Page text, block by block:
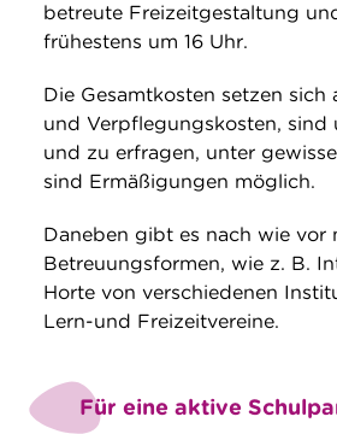
betreute Freizeitgestaltung
frühestens um 16 Uhr.
Die Gesamtkosten setzen sich
und Verpflegungskosten, sind
und zu erfragen, unter
sind Ermäßigungen möglich.
Daneben gibt es nach wie vor
Betreuungsformen, wie z. B.
Horte von verschiedenen
Lern-und Freizeitvereine.
Für eine aktive